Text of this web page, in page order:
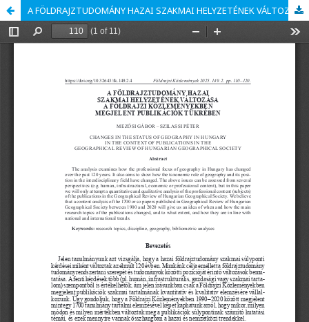
A FÖLDRAJZTUDOMÁNY HAZAI SZAKMAI HELYZETÉNEK VÁLTOZÁSA A FÖLDRAJZI KÖZLEMÉNYEKBEN MEGJELENT PUBLIKÁCIÓK TÜKRÉBEN